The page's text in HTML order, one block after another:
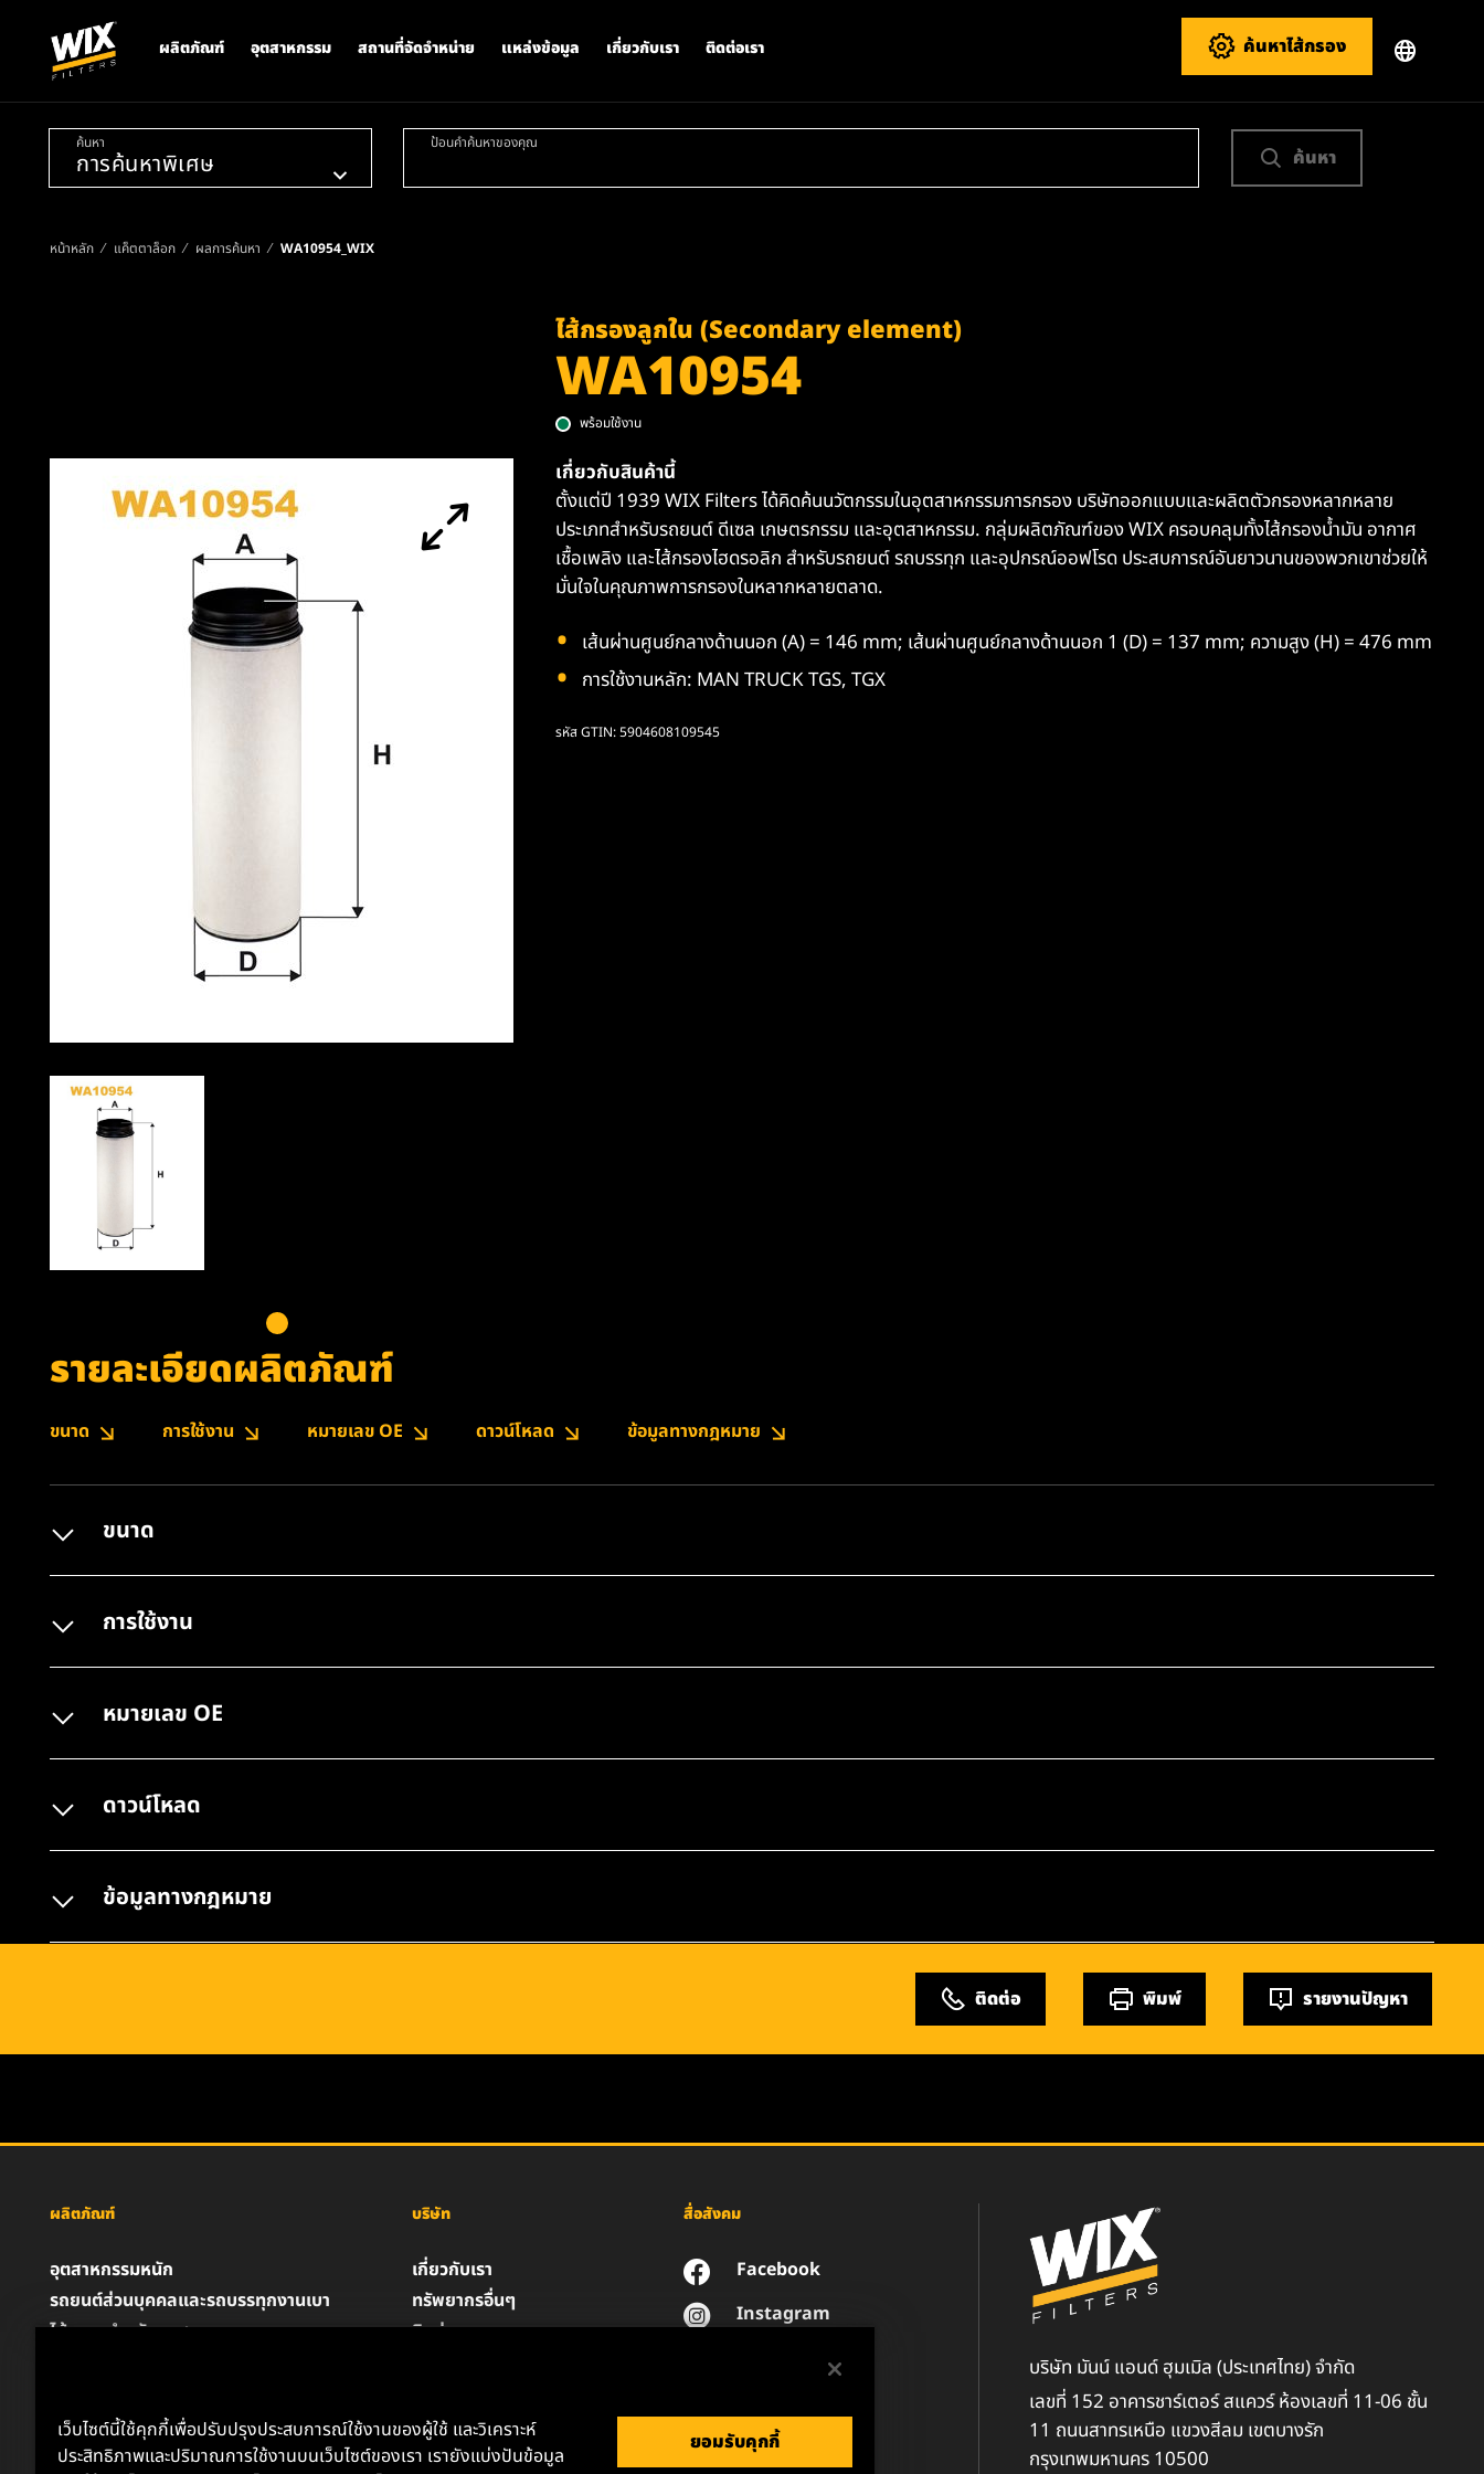
ผลิตภัณฑ์ อุตสาหกรรม สถานที่จัดจำหน่าย แหล่งข้อมูล เกี่ยวกับเรา ติดต่อเรา ค้นหาไส้กรอง
ค้นหา ป้อนคำค้นหาของคุณ
ค้นหา
หน้าหลัก แค็ตตาล็อก ผลการค้นหา WA10954_WIX
ไส้กรองลูกใน (Secondary element)
WA10954
พร้อมใช้งาน
เกี่ยวกับสินค้านี้
ตั้งแต่ปี 1939 WIX Filters ได้คิดค้นนวัตกรรมในอุตสาหกรรมการกรอง บริษัทออกแบบและผลิตตัวกรองหลากหลาย
ประเภทสำหรับรถยนต์ ดีเซล เกษตรกรรม และอุตสาหกรรม. กลุ่มผลิตภัณฑ์ของ WIX ครอบคลุมทั้งไส้กรองน้ำมัน อากาศ
เชื้อเพลิง และไส้กรองไฮดรอลิก สำหรับรถยนต์ รถบรรทุก และอุปกรณ์ออฟโรด ประสบการณ์อันยาวนานของพวกเขาช่วยให้
มั่นใจในคุณภาพการกรองในหลากหลายตลาด.
เส้นผ่านศูนย์กลางด้านนอก (A) = 146 mm; เส้นผ่านศูนย์กลางด้านนอก 1 (D) = 137 mm; ความสูง (H) = 476 mm
การใช้งานหลัก: MAN TRUCK TGS, TGX
รหัส GTIN: 5904608109545
รายละเอียดผลิตภัณฑ์
ขนาด การใช้งาน หมายเลข OE ดาวน์โหลด ข้อมูลทางกฎหมาย
ขนาด
การใช้งาน
หมายเลข OE
ดาวน์โหลด
ข้อมูลทางกฎหมาย
ติดต่อ พิมพ์ รายงานปัญหา
ผลิตภัณฑ์
อุตสาหกรรมหนัก
รถยนต์ส่วนบุคคลและรถบรรทุกงานเบา
ไส้กรองสำหรับอุตสาหกรรม
บริษัท
เกี่ยวกับเรา
ทรัพยากรอื่นๆ
ติดต่อเรา
ประกาศด้านกฎหมาย
สื่อสังคม
Facebook
Instagram
บริษัท มันน์ แอนด์ ฮุมเมิล (ประเทศไทย) จำกัด
เลขที่ 152 อาคารชาร์เตอร์ สแควร์ ห้องเลขที่ 11-06 ชั้น
11 ถนนสาทรเหนือ แขวงสีลม เขตบางรัก
กรุงเทพมหานคร 10500
เว็บไซต์นี้ใช้คุกกี้เพื่อปรับปรุงประสบการณ์ใช้งานของผู้ใช้ และวิเคราะห์
ประสิทธิภาพและปริมาณการใช้งานบนเว็บไซต์ของเรา เรายังแบ่งปันข้อมูล
ยอมรับคุกกี้